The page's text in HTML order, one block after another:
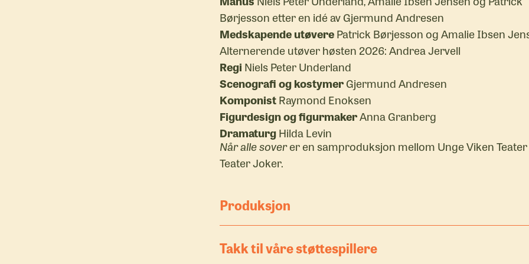
Børjesson etter en idé av Gjermund Andresen
Medskapende utøverePatrick Børjesson og Amalie Ibsen
Alternerende utøver høsten 2026: Andrea Jervell
Regi Niels Peter Underland
Scenografi og kostymerGjermund Andresen
KomponistRaymond Enoksen
Figurdesign og figurmakerAnna Granberg
DramaturgHilda Levin
Når alle soverer en samproduksjon mellom Unge Viken
Teater Joker.
Produksjon
Karlsen. Kommunikasjonsansvarlig: Anika Mackenroth.
Takk til våre støttespillere